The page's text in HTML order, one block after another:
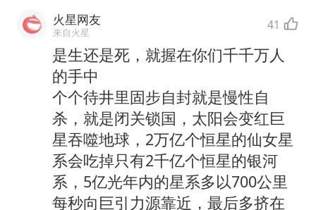
火星网友
来自火星 41
是生还是死，就握在你们千千万人
的手中
个个待井里固步自封就是慢性自
杀，就是闭关锁国，太阳会变红巨
星吞噬地球，2万亿个恒星的仙女星
系会吃掉只有2千亿个恒星的银河
系，5亿光年内的星系多以700公里
每秒向巨引力源靠近，最后多挤在